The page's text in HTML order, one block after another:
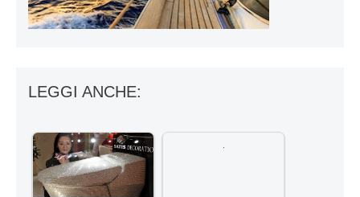
LEGGI ANCHE: